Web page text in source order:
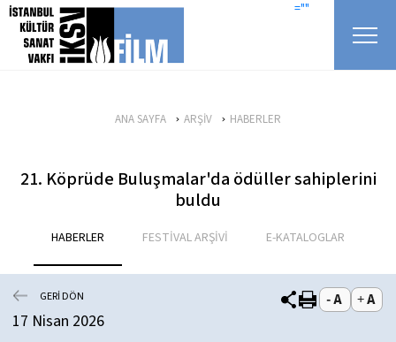
icerigi atla =""
ANA SAYFA ARŞİV HABERLER
21. Köprüde Buluşmalar'da ödüller sahiplerini
buldu
HABERLER FESTİVAL ARŞİVİ E-KATALOGLAR
GERİ DÖN
17 Nisan 2026